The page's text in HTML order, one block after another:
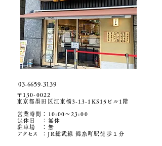
03-6659-3139
〒130-0022
​東京都墨田区江東橋3-13-1KS15ビル1階
営業時間：
10:00～23:00
定休日 ：無休
駐車場
​ ：無
アクセ ス ：JR総武線 錦⽷町駅徒歩１分